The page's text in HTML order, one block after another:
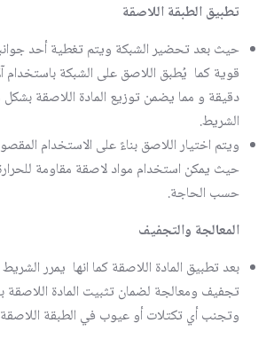
تطبيق الطبقة اللاصقة
حيث بعد تحضير الشبكة ويتم تغطية أحد
قوية كما يُطبق اللاصق على الشبكة باستخدام
دقيقة و مما يضمن توزيع المادة اللاصقة
الشريط.
ويتم اختيار اللاصق بناءً على الاستخدام
حيث يمكن استخدام مواد لاصقة مقاومة
حسب الحاجة.
المعالجة والتجفيف
بعد تطبيق المادة اللاصقة كما انها يمرر
تجفيف ومعالجة لضمان تثبيت المادة
وتجنب أي تكتلات أو عيوب في الطبقة